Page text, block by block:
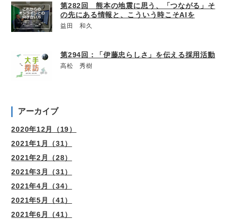
第282回 熊本の地震に思う、「つながる」そ
の先にある情報と、こういう時こそAIを
益田 和久
第294回：「伊藤忠らしさ」を伝える採用活動
高松 秀樹
アーカイブ
2020年12月（19）
2021年1月（31）
2021年2月（28）
2021年3月（31）
2021年4月（34）
2021年5月（41）
2021年6月（41）